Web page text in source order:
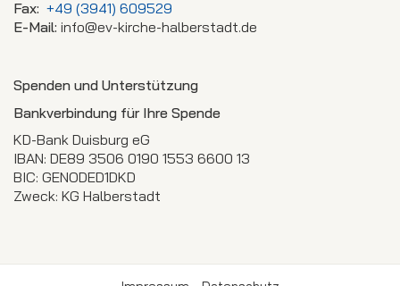
Fax: +49 (3941) 609529
E-Mail: info@ev-kirche-halberstadt.de
Spenden und Unterstützung
Bankverbindung für Ihre Spende
KD-Bank Duisburg eG
IBAN: DE89 3506 0190 1553 6600 13
BIC: GENODED1DKD
Zweck: KG Halberstadt